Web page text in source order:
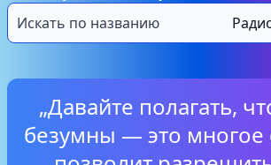
„Давайте полагать,
безумны — это многое